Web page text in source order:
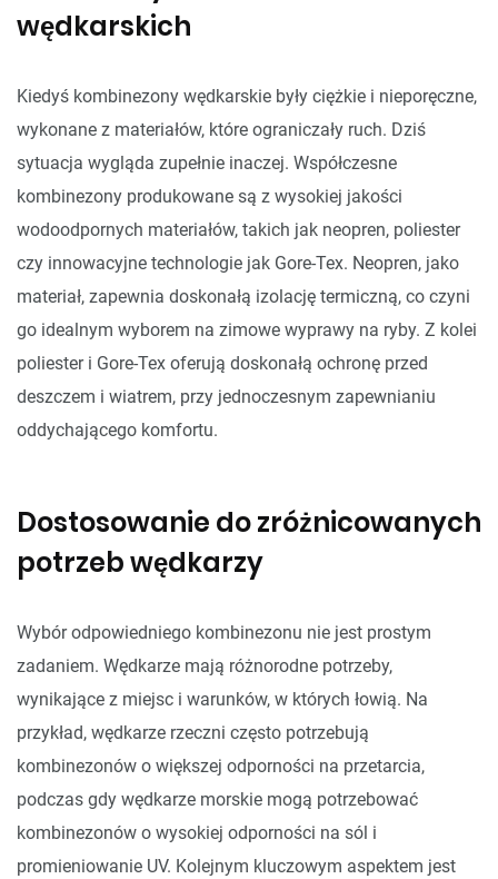
wędkarskich
Kiedyś kombinezony wędkarskie były ciężkie i nieporęczne,
wykonane z materiałów, które ograniczały ruch. Dziś
sytuacja wygląda zupełnie inaczej. Współczesne
kombinezony produkowane są z wysokiej jakości
wodoodpornych materiałów, takich jak neopren, poliester
czy innowacyjne technologie jak Gore-Tex. Neopren, jako
materiał, zapewnia doskonałą izolację termiczną, co czyni
go idealnym wyborem na zimowe wyprawy na ryby. Z kolei
poliester i Gore-Tex oferują doskonałą ochronę przed
deszczem i wiatrem, przy jednoczesnym zapewnianiu
oddychającego komfortu.
Dostosowanie do zróżnicowanych
potrzeb wędkarzy
Wybór odpowiedniego kombinezonu nie jest prostym
zadaniem. Wędkarze mają różnorodne potrzeby,
wynikające z miejsc i warunków, w których łowią. Na
przykład, wędkarze rzeczni często potrzebują
kombinezonów o większej odporności na przetarcia,
podczas gdy wędkarze morskie mogą potrzebować
kombinezonów o wysokiej odporności na sól i
promieniowanie UV. Kolejnym kluczowym aspektem jest